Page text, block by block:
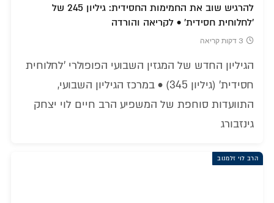
להרגיש שוב את החמימות החסידית: גיליון 245 של
'לחלוחית חסידית' • לקריאה והורדה
3 דקות קריאה
הגיליון החדש של המגזין השבועי הפופולרי 'לחלוחית
חסידית' (גיליון 345) • במרכז הגיליון השבועי,
התוועדות סוחפת של המשפיע הרב חיים לוי יצחק
גינזבורג
הרב לוי זלמנוב